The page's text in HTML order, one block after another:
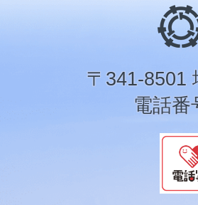
三
郷
市
〒341-8501
電話番